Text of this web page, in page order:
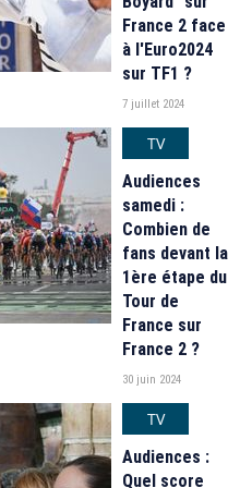
France 2 face
à l'Euro2024
sur TF1 ?
7 juillet 2024
TV
Audiences
samedi :
Combien de
fans devant la
1ère étape du
Tour de
France sur
France 2 ?
30 juin 2024
TV
Audiences :
Quel score